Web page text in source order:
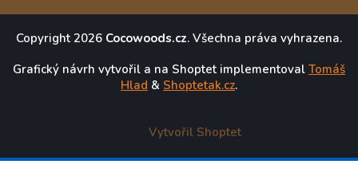
Copyright 2026 Cocowoods.cz. Všechna práva vyhrazena.
Grafický návrh vytvořil a na Shoptet implementoval Tomáš
Hlad & Shoptetak.cz.
Vytvořil Shoptet